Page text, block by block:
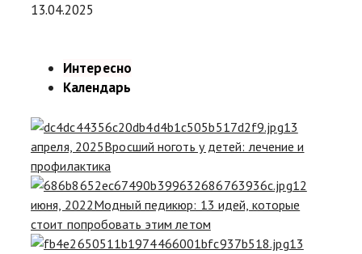
13.04.2025
Интересно
Календарь
13
апреля, 2025Вросший ноготь у детей: лечение и
профилактика
12
июня, 2022Модный педикюр: 13 идей, которые
стоит попробовать этим летом
13